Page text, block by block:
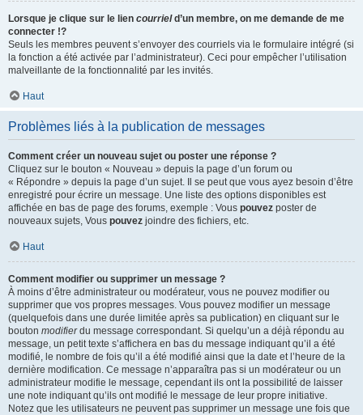
Lorsque je clique sur le lien courrield’un membre, on me demande de me
connecter !?
Seuls les membres peuvent s’envoyer des courriels via le formulaire intégré (si
la fonction a été activée par l’administrateur). Ceci pour empêcher l’utilisation
malveillante de la fonctionnalité par les invités.
Haut
Problèmes liés à la publication de messages
Comment créer un nouveau sujet ou poster une réponse ?
Cliquez sur le bouton « Nouveau » depuis la page d’un forum ou
« Répondre » depuis la page d’un sujet. Il se peut que vous ayez besoin d’être
enregistré pour écrire un message. Une liste des options disponibles est
affichée en bas de page des forums, exemple : Vous pouvez poster de
nouveaux sujets, Vous pouvez joindre des fichiers, etc.
Haut
Comment modifier ou supprimer un message ?
À moins d’être administrateur ou modérateur, vous ne pouvez modifier ou
supprimer que vos propres messages. Vous pouvez modifier un message
(quelquefois dans une durée limitée après sa publication) en cliquant sur le
bouton modifierdu message correspondant. Si quelqu’un a déjà répondu au
message, un petit texte s’affichera en bas du message indiquant qu’il a été
modifié, le nombre de fois qu’il a été modifié ainsi que la date et l’heure de la
dernière modification. Ce message n’apparaîtra pas si un modérateur ou un
administrateur modifie le message, cependant ils ont la possibilité de laisser
une note indiquant qu’ils ont modifié le message de leur propre initiative.
Notez que les utilisateurs ne peuvent pas supprimer un message une fois que